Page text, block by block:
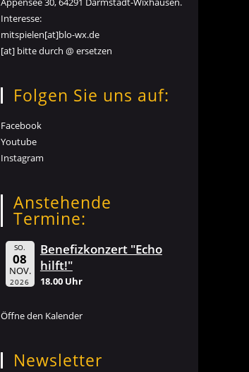
Interesse:
mitspielen[at]blo-wx.de
[at] bitte durch @ ersetzen
Folgen Sie uns auf:
Facebook
Youtube
Instagram
Anstehende
Termine:
SO.
08
NOV.
2026
Benefizkonzert "Echo
hilft!"
18.00 Uhr
Öffne den Kalender
Newsletter